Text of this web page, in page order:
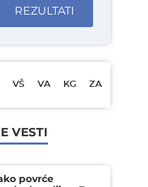
REZULTATI
VŠ VA KG ZA
VESTI
povrće